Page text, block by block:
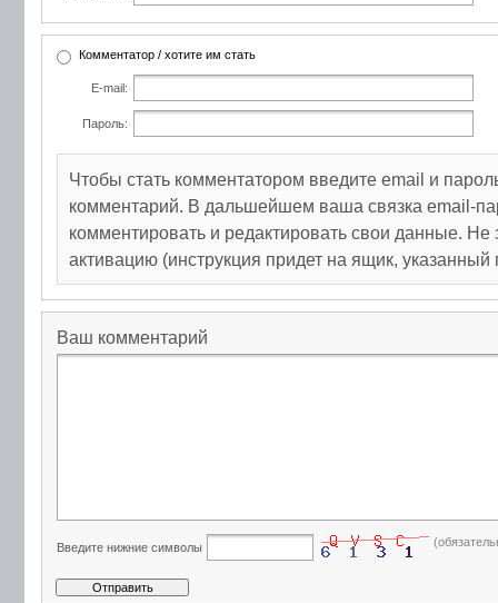
Комментатор / хотите им стать
E-mail:
Пароль:
Чтобы стать комментатором введите email и
комментарий. В дальшейшем ваша связка email-
комментировать и редактировать свои данные. Не
активацию (инструкция придет на ящик, указанный
Ваш комментарий
Введите нижние символы